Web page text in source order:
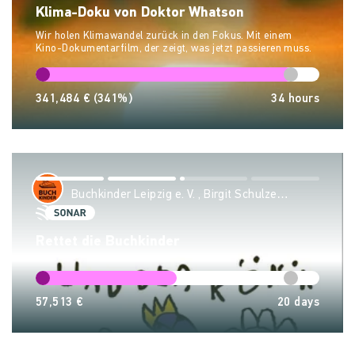
Klima-Doku von Doktor Whatson
Wir holen Klimawandel zurück in den Fokus. Mit einem
Kino-Dokumentarfilm, der zeigt, was jetzt passieren muss.
341,484 € (341%) 34 hours
Buchkinder Leipzig e. V. , Birgit Schulze
Wehninck & Sven Riemer
57,513 € 20 days